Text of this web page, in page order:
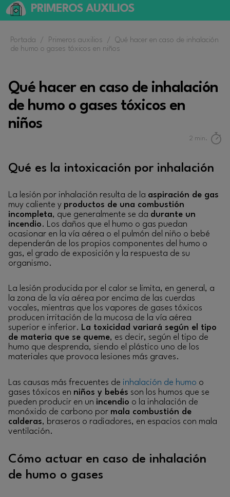
PRIMEROS AUXILIOS
Portada / Primeros auxilios / Qué hacer en caso de inhalación
de humo o gases tóxicos en niños
Qué hacer en caso de inhalación
de humo o gases tóxicos en
niños
2 min.
Qué es la intoxicación por inhalación
La lesión por inhalación resulta de la aspiración de gas
muy caliente y productos de una combustión
incompleta, que generalmente se da durante un
incendio. Los daños que el humo o gas puedan
ocasionar en la vía aérea o el pulmón del niño o bebé
dependerán de los propios componentes del humo o
gas, el grado de exposición y la respuesta de su
organismo.
La lesión producida por el calor se limita, en general, a
la zona de la vía aérea por encima de las cuerdas
vocales, mientras que los vapores de gases tóxicos
producen irritación de la mucosa de la vía aérea
superior e inferior. La toxicidad variará según el tipo
de materia que se queme, es decir, según el tipo de
humo que desprenda, siendo el plástico uno de los
materiales que provoca lesiones más graves.
Las causas más frecuentes de inhalación de humo o
gases tóxicos en niños y bebés son los humos que se
pueden producir en un incendio o la inhalación de
monóxido de carbono por mala combustión de
calderas, braseros o radiadores, en espacios con mala
ventilación.
Cómo actuar en caso de inhalación
de humo o gases